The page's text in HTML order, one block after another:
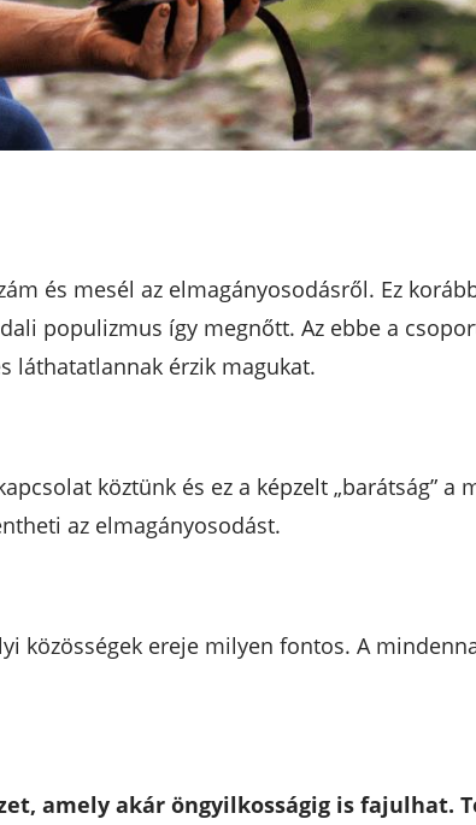
és mesél az elmagányosodásről. Ez
populizmus így megnőtt. Az ebbe a
láthatatlannak érzik magukat.
köztünk és ez a képzelt „barátság” a
az elmagányosodást.
közösségek ereje milyen fontos. A
amely akár öngyilkosságig is fajulhat.